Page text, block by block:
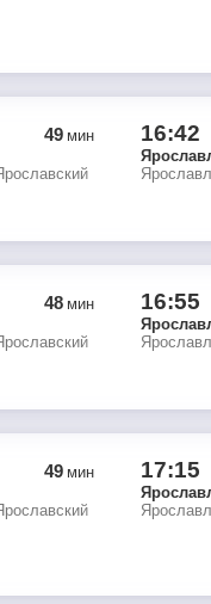
49мин
16:42
48мин
16:55
49мин
17:15